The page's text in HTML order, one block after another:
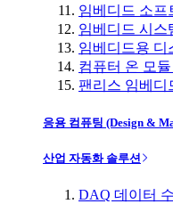
임베디드 소프
임베디드 시스
임베디드용 디
컴퓨터 온 모
팬리스 임베디
응용 컴퓨팅 (Design &
산업 자동화 솔루션
DAQ 데이터